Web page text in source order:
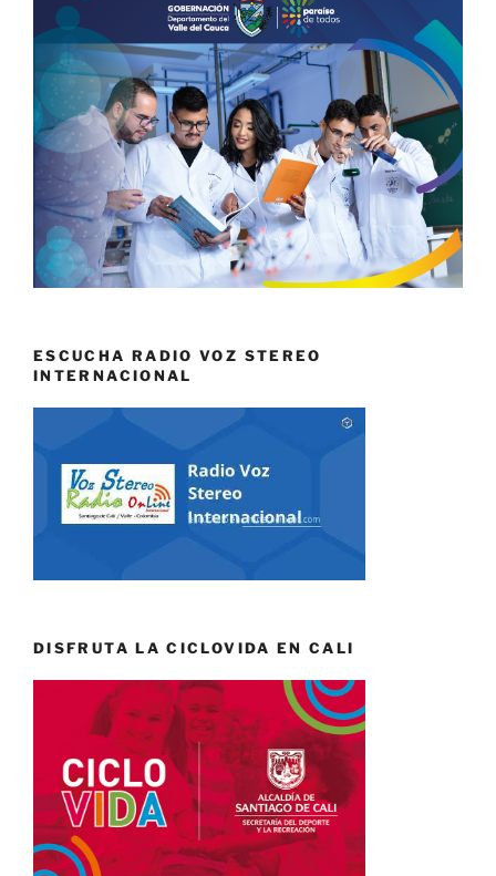
ESCUCHA RADIO VOZ STEREO
INTERNACIONAL
DISFRUTA LA CICLOVIDA EN CALI